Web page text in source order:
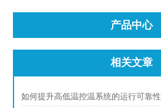
产品中心
相关文章
如何提升高低温控温系统的运行可靠性